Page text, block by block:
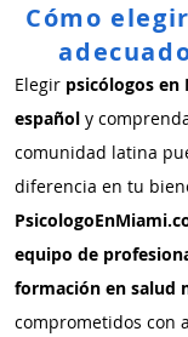
Cómo
Elegir psicólogos en
español y
comunidad latina
diferencia en tu
equipo de
formación en salud
comprometidos con